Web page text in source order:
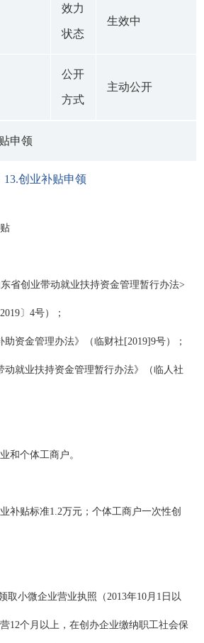
效力
状态
生效中
公开
方式
主动公开
申领
13.创业补贴申领
省创业带动就业扶持资金管理暂行办法>
〕4号）；
助资金管理办法》（临财社[2019]9号）；
动就业扶持资金管理暂行办法》（临人社
和个体工商户。
补贴标准1.2万元；个体工商户一次性创
取小微企业营业执照（2013年10月1日以
12个月以上，在创办企业缴纳职工社会保